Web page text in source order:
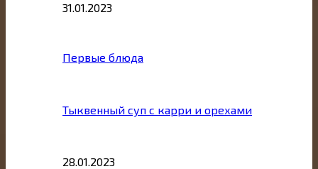
31.01.2023
Первые блюда
Тыквенный суп с карри и орехами
28.01.2023